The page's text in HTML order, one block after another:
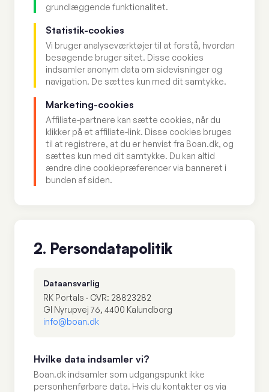
grundlæggende funktionalitet.
Statistik-cookies
Vi bruger analyseværktøjer til at forstå, hvordan
besøgende bruger sitet. Disse cookies
indsamler anonym data om sidevisninger og
navigation. De sættes kun med dit samtykke.
Marketing-cookies
Affiliate-partnere kan sætte cookies, når du
klikker på et affiliate-link. Disse cookies bruges
til at registrere, at du er henvist fra Boan.dk, og
sættes kun med dit samtykke. Du kan altid
ændre dine cookiepræferencer via banneret i
bunden af siden.
2. Persondatapolitik
Dataansvarlig
RK Portals · CVR: 28823282
Gl Nyrupvej 76, 4400 Kalundborg
info@boan.dk
Hvilke data indsamler vi?
Boan.dk indsamler som udgangspunkt ikke
personhenførbare data. Hvis du kontakter os via